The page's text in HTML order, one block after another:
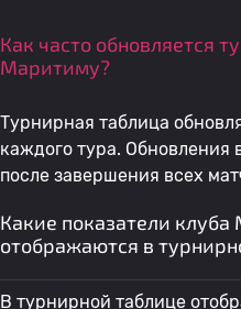
Как часто обновляется
Маритиму?
Турнирная таблица
каждого тура. Обновления
после завершения всех
Какие показатели
отображаются в
В турнирной таблице